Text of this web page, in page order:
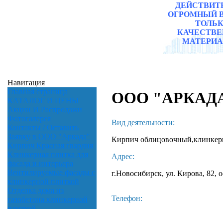
ОГРОМНЫЙ
Навигация
Главная страница
КАТАЛОГ И ЦЕНЫ
Акции И Распродажи
Фотогалерея
Контакты / Оставить
Заявку в ООО "Аркада"
Кирпич Красная гвардия
Клинкерная плитка для
фасада и интерьера
Вентилируемые фасады с
клинкерной плиткой
Отделка дома из
газобетона клинкерной
ООО
Вид деятельности:
Кирпич
Адрес:
г.Новосибирск, ул. Кирова, 82,
Телефон: